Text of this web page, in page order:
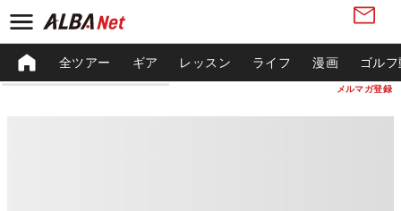
メルマガ登録
全ツアー ギア レッスン ライフ 漫画 ゴル